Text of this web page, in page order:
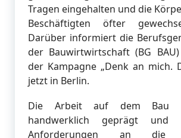
Tragen eingehalten und die
Beschäftigten öfter
Darüber informiert die
der Bauwirtwirtschaft (BG
der Kampagne „Denk an mich.
jetzt in Berlin.
Die Arbeit auf dem Bau
handwerklich geprägt und
Anforderungen an die